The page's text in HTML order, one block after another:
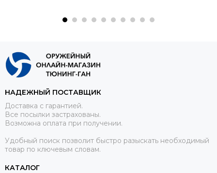
НАДЕЖНЫЙ ПОСТАВЩИК
Доставка с гарантией.
Все посылки застрахованы.
Возможна оплата при получении.
Удобный поиск позволит быстро разыскать необходимый
товар по ключевым словам.
КАТАЛОГ